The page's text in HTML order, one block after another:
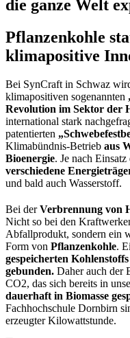
die ganze Welt
Pflanzenkohle
klimapositive
Bei SynCraftin Schwaz
klimapositiven sogenannten
Revolution im Sektor der
international stark
patentierten „Schwebefest
Klimabündnis-Betrieb aus
Bioenergie. Je nach Einsatz
verschiedene
und bald auch Wasserstoff.
Bei derVerbrennung von
Nicht so bei den
Abfallprodukt, sondern ein
Form von Pflanzenkohle.
gespeicherten
gebunden. Daher auch der
CO2, das sich bereits in
dauerhaft in Biomasse
Fachhochschule Dornbirn
erzeugter Kilowattstunde.